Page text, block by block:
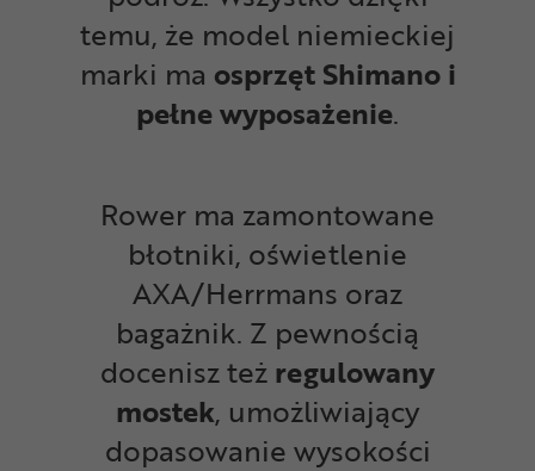
temu, że model niemieckiej
marki ma osprzęt Shimano i
pełne wyposażenie.
Rower ma zamontowane
błotniki, oświetlenie
AXA/Herrmans oraz
bagażnik. Z pewnością
docenisz też regulowany
mostek, umożliwiający
dopasowanie wysokości